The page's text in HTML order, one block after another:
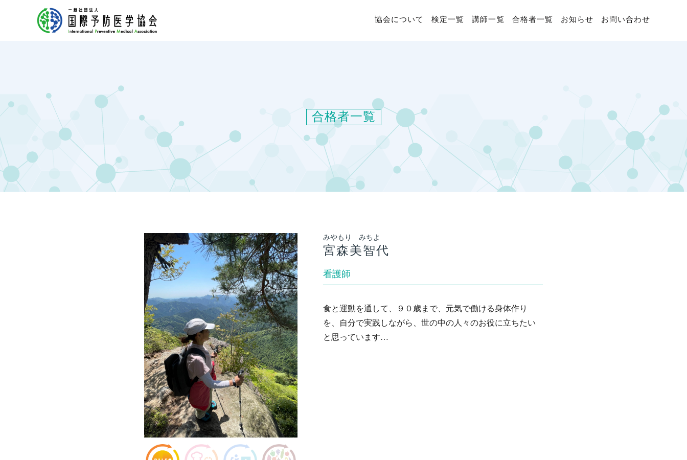
協会について 検定一覧 講師一覧 合格者一覧 お知らせ お問い合わせ
合格者一覧
みやもり みちよ
宮森美智代
看護師
食と運動を通して、９０歳まで、元気で働ける身体作り
を、自分で実践しながら、世の中の人々のお役に立ちたい
と思っています…